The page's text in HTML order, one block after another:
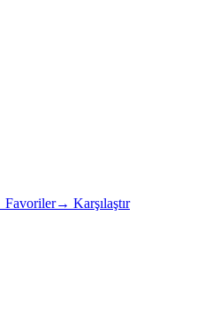
Favoriler→ Karşılaştır